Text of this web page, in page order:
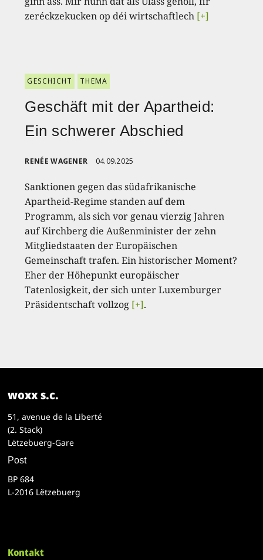
zeréckzekucken op déi wirtschaftlech [+]
GESCHICHT THEMA
Geschäft mit der Apartheid:
Ein schwerer Abschied
RENÉE WAGENER 04.09.2025
Sanktionen gegen das südafrikanische
Apartheid-Regime standen auf dem
Programm, als sich vor genau vierzig Jahren
auf Kirchberg die Außenminister der zehn
Mitgliedstaaten der Europäischen
Gemeinschaft trafen. Ein historischer Moment?
Eher der Höhepunkt europäischer
Tatenlosigkeit, der sich unter Luxemburger
Präsidentschaft vollzog [+].
woxx s.c.
51, avenue de la Liberté
(2. Stack)
Lëtzebuerg-Gare
Post
BP 684
L-2016 Lëtzebuerg
Kontakt